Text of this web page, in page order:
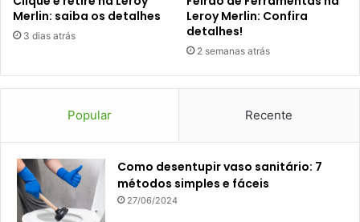
Merlin: saiba os detalhes
3 dias atrás
Leroy Merlin: Confira
detalhes!
2 semanas atrás
Popular Recente
Como desentupir vaso sanitário: 7
métodos simples e fáceis
27/06/2024